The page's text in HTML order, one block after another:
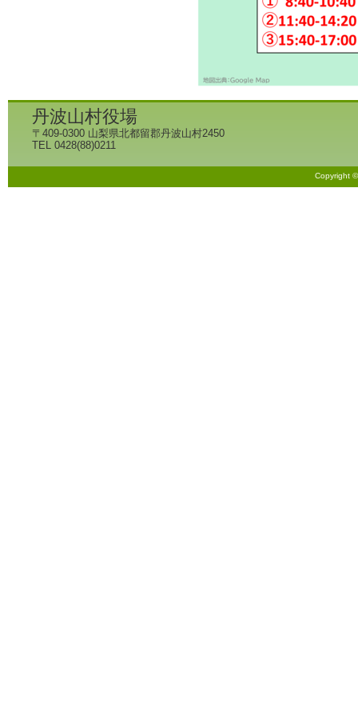
丹波山村役場
〒409-0300 山梨県北都留郡丹波山村2450
TEL 0428(88)0211
Copyright